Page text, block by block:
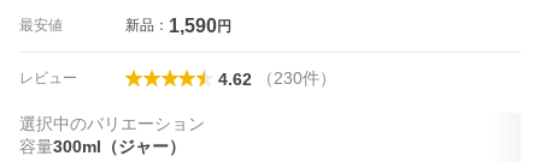
最安値 新品： 1,590円
レビュー 4.62 （230件）
選択中のバリエーション
容量300ml（ジャー）